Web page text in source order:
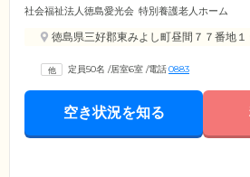
社会福祉法人徳島愛光会 特別養護老人ホーム
徳島県三好郡東みよし町昼間７７番地１
定員50名 /居室6室 /電話0883
空き状況を知る